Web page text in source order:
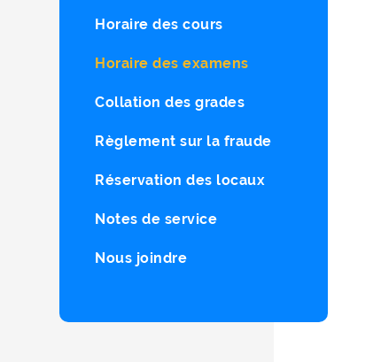
Horaire des cours
Horaire des examens
Collation des grades
Règlement sur la fraude
Réservation des locaux
Notes de service
Nous joindre